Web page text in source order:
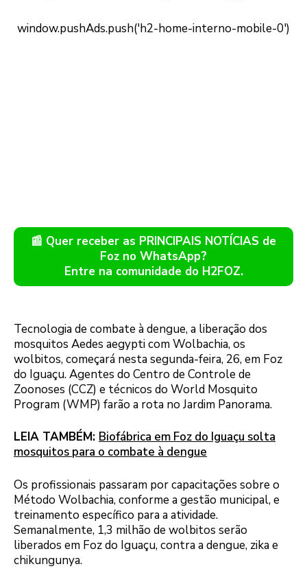
📰 Quer receber as PRINCIPAIS NOTÍCIAS de
Foz no WhatsApp?
Entre na comunidade do H2FOZ.
Tecnologia de combate à dengue, a liberação dos
mosquitos Aedes aegypti com Wolbachia, os
wolbitos, começará nesta segunda-feira, 26, em Foz
do Iguaçu. Agentes do Centro de Controle de
Zoonoses (CCZ) e técnicos do World Mosquito
Program (WMP) farão a rota no Jardim Panorama.
LEIA TAMBÉM: Biofábrica em Foz do Iguaçu solta
mosquitos para o combate à dengue
Os profissionais passaram por capacitações sobre o
Método Wolbachia, conforme a gestão municipal, e
treinamento específico para a atividade.
Semanalmente, 1,3 milhão de wolbitos serão
liberados em Foz do Iguaçu, contra a dengue, zika e
chikungunya.